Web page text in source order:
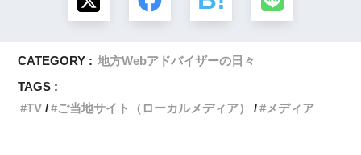
CATEGORY : 地方Webアドバイザーの日々
TAGS :
TV
ご当地サイト（ローカルメディア） メディア